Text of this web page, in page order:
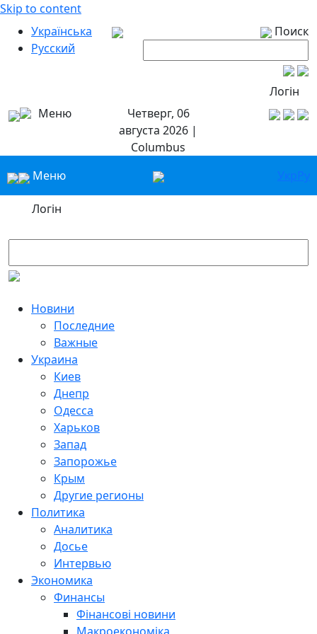
Skip to content
Українська
Русский
Поиск
Логін
Меню
Четверг, 06
августа 2026 |
Columbus
Меню
УкрРу
Логін
Новини
Последние
Важные
Украина
Киев
Днепр
Одесса
Харьков
Запад
Запорожье
Крым
Другие регионы
Политика
Аналитика
Досье
Интервью
Экономика
Финансы
Фінансові новини